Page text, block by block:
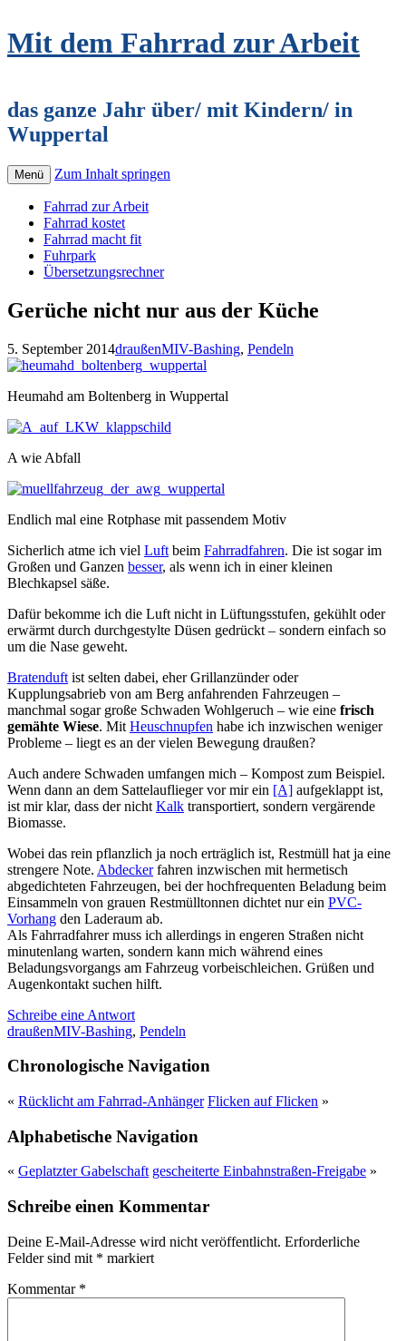
Mit dem Fahrrad zur Arbeit
das ganze Jahr über/ mit Kindern/ in
Wuppertal
Menü Zum Inhalt springen
Fahrrad zur Arbeit
Fahrrad kostet
Fahrrad macht fit
Fuhrpark
Übersetzungsrechner
Gerüche nicht nur aus der Küche
5. September 2014draußenMIV-Bashing, Pendeln
Heumahd am Boltenberg in Wuppertal
A wie Abfall
Endlich mal eine Rotphase mit passendem Motiv
Sicherlich atme ich viel Luft beim Fahrradfahren. Die ist sogar im
Großen und Ganzen besser, als wenn ich in einer kleinen
Blechkapsel säße.
Dafür bekomme ich die Luft nicht in Lüftungsstufen, gekühlt oder
erwärmt durch durchgestylte Düsen gedrückt – sondern einfach so
um die Nase geweht.
Bratenduft ist selten dabei, eher Grillanzünder oder
Kupplungsabrieb von am Berg anfahrenden Fahrzeugen –
manchmal sogar große Schwaden Wohlgeruch – wie eine frisch
gemähte Wiese. Mit Heuschnupfen habe ich inzwischen weniger
Probleme – liegt es an der vielen Bewegung draußen?
Auch andere Schwaden umfangen mich – Kompost zum Beispiel.
Wenn dann an dem Sattelauflieger vor mir ein [A] aufgeklappt ist,
ist mir klar, dass der nicht Kalk transportiert, sondern vergärende
Biomasse.
Wobei das rein pflanzlich ja noch erträglich ist, Restmüll hat ja eine
strengere Note. Abdeckerfahren inzwischen mit hermetisch
abgedichteten Fahrzeugen, bei der hochfrequenten Beladung beim
Einsammeln von grauen Restmülltonnen dichtet nur ein PVC-
Vorhang den Laderaum ab.
Als Fahrradfahrer muss ich allerdings in engeren Straßen nicht
minutenlang warten, sondern kann mich während eines
Beladungsvorgangs am Fahrzeug vorbeischleichen. Grüßen und
Augenkontakt suchen hilft.
Schreibe eine Antwort
draußenMIV-Bashing, Pendeln
Chronologische Navigation
« Rücklicht am Fahrrad-Anhänger Flicken auf Flicken »
Alphabetische Navigation
« Geplatzter Gabelschaft gescheiterte Einbahnstraßen-Freigabe »
Schreibe einen Kommentar
Deine E-Mail-Adresse wird nicht veröffentlicht. Erforderliche
Felder sind mit * markiert
Kommentar *